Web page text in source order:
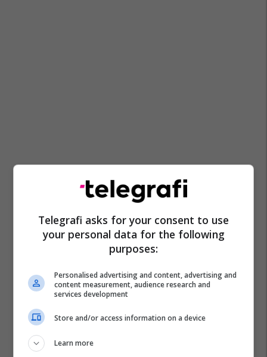
Telegrafi asks for your consent to use
your personal data for the following
purposes:
Personalised advertising and content, advertising and
content measurement, audience research and
services development
Store and/or access information on a device
Learn more